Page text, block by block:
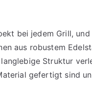
bei jedem Grill,
aus robustem
Struktur
gefertigt sind